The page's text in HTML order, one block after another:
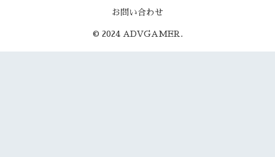
お問い合わせ
© 2024 ADVGAMER.